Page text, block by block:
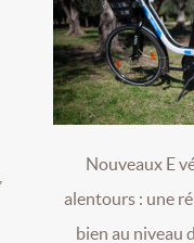
Nouveaux E
alentours : une
bien au niveau